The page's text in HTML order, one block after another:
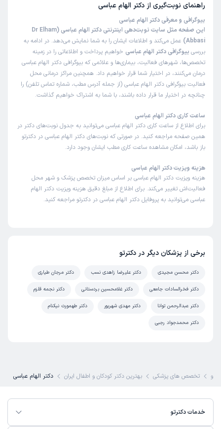
راهنمای نوبت‌گیری از دکتر الهام عباسی
بیوگرافی و معرفی دکتر الهام عباسی
این صفحه مثل سایت نوبت‌دهی اینترنتی دکتر الهام عباسی (Dr Elham
Abbasi) عمل می‌کند و اطلاعات ایشان را به شما نمایش می‌دهد. در ادامه به
بررسی بیوگرافی دکتر الهام عباسی خواهیم پرداخت و اطلاعاتی را در زمینه
تخصص‌ها، شهرهای فعالیت، بیماری‌ها و علائمی که بیوگرافی دکتر الهام عباسی
درمان می‌کنند، در اختیار شما قرار خواهیم داد. همچنین مراکز درمانی محل
فعالیت بیوگرافی دکتر الهام عباسی (از جمله آدرس مطب، شماره تماس تلفن) را
چنانچه در اختیار ما قرار داده باشند، با شما به اشتراک خواهیم گذاشت.
ساعت کاری دکتر الهام عباسی
برای اطلاع از ساعت کاری دکتر الهام عباسی می‌توانید به جدول نوبت‌های دکتر در
همین صفحه مراجعه کنید. در صورتی که نوبت‌های دکتر الهام عباسی در دکترتو
باز باشد، امکان مشاهده ساعت کاری مطب ایشان وجود دارد.
هزینه ویزیت دکتر الهام عباسی
هزینه ویزیت دکتر الهام عباسی بر اساس میزان تخصص پزشک و شهر محل
فعالیت‌اش تغییر می‌کند. برای اطلاع از مبلغ دقیق هزینه ویزیت دکتر الهام
عباسی می‌توانید به پروفایل دکتر الهام عباسی در دکترتو مراجعه کنید.
برخی از پزشکان دیگر در دکترتو
دکتر محسن مجیدی دکتر علیرضا زاهدی نسب دکتر مرجان طیاری
دکتر فخرالسادات جامعی دکتر غلامحسین بردستانی دکتر نجمه قلزم
دکتر عبدالرحمن توانا دکتر مهدی شهریور دکتر طهمورث نیکنام
دکتر محمدجواد رجبی
تخصص های پزشکی بهترین دکتر کودکان و اطفال ایران دکتر الهام عباسی
خدمات دکترتو